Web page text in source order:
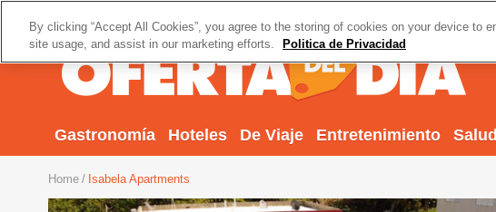
Gastronomía Hoteles De Viaje Entretenimiento
Home Isabela Apartments
By clicking “Accept All Cookies”, you agree to the storing of cookies on your device to
site usage, and assist in our marketing efforts.
Politica de Privacidad